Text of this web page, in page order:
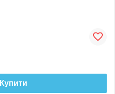
Купити